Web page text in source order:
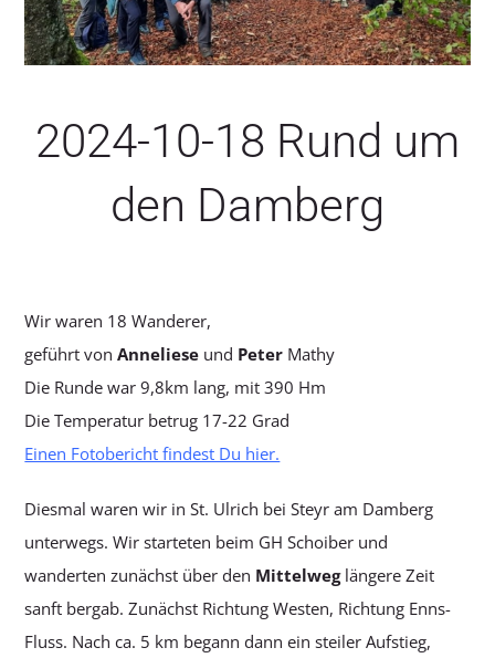
SERVICE
2024-10-18 Rund um
den Damberg
Wir waren 18 Wanderer,
geführt vonAnneliese und Peter Mathy
Die Runde war 9,8km lang, mit 390 Hm
Die Temperatur betrug 17-22 Grad
Einen Fotobericht findest Du hier.
Diesmal waren wir in St. Ulrich bei Steyr am Damberg
unterwegs. Wir starteten beim GH Schoiber und
wanderten zunächst über den Mittelweglängere Zeit
sanft bergab. Zunächst Richtung Westen, Richtung Enns-
Fluss. Nach ca. 5 km begann dann ein steiler Aufstieg,